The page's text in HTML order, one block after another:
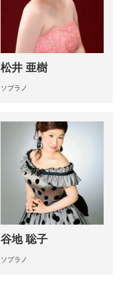
松井 亜樹
ソプラノ
谷地 聡子
ソプラノ